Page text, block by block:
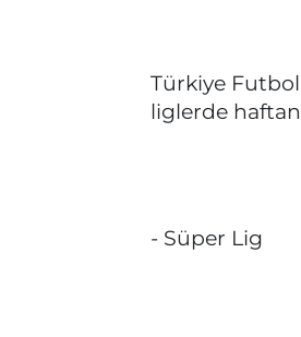
Türkiye
liglerde
- Süper Lig